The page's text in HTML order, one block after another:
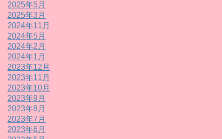
2025年5月
2025年3月
2024年11月
2024年5月
2024年2月
2024年1月
2023年12月
2023年11月
2023年10月
2023年9月
2023年8月
2023年7月
2023年6月